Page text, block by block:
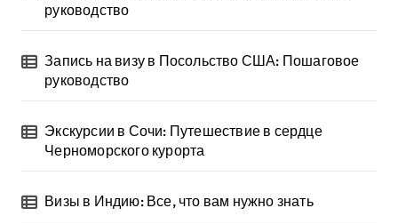
руководство
Запись на визу в Посольство США: Пошаговое
руководство
Экскурсии в Сочи: Путешествие в сердце
Черноморского курорта
Визы в Индию: Все, что вам нужно знать